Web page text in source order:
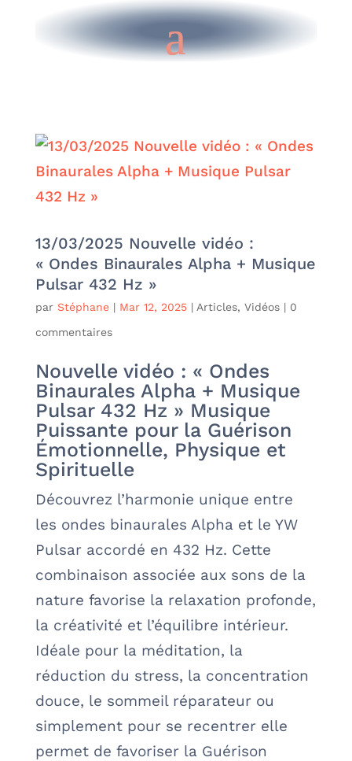
13/03/2025 Nouvelle vidéo :
« Ondes Binaurales Alpha + Musique
Pulsar 432 Hz »
par Stéphane| Mar 12, 2025| Articles, Vidéos| 0
commentaires
Nouvelle vidéo : « Ondes
Binaurales Alpha + Musique
Pulsar 432 Hz » Musique
Puissante pour la Guérison
Émotionnelle, Physique et
Spirituelle
Découvrez l’harmonie unique entre
les ondes binaurales Alpha et le YW
Pulsar accordé en 432 Hz. Cette
combinaison associée aux sons de la
nature favorise la relaxation profonde,
la créativité et l’équilibre intérieur.
Idéale pour la méditation, la
réduction du stress, la concentration
douce, le sommeil réparateur ou
simplement pour se recentrer elle
permet de favoriser la Guérison